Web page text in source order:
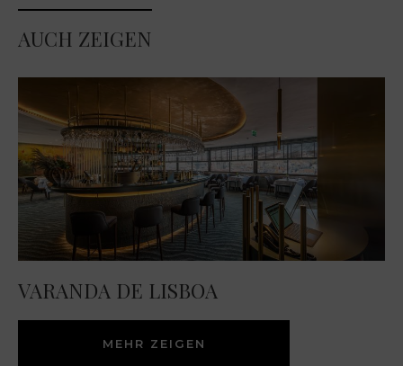
AUCH ZEIGEN
VARANDA DE LISBOA
MEHR ZEIGEN